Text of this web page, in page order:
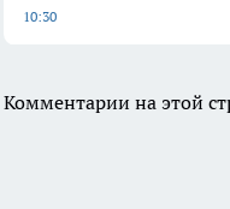
10:30
Комментарии на этой